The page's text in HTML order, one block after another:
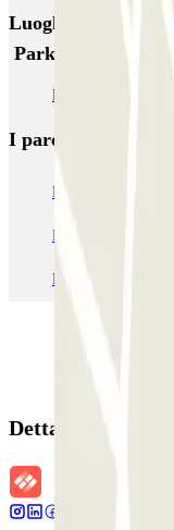
Luoghi ed eventi
ParkBee The
Parcheggi
I parcheggi
Parcheggio Venezia
Parcheggio Roma
Parcheggio
Dettagli della